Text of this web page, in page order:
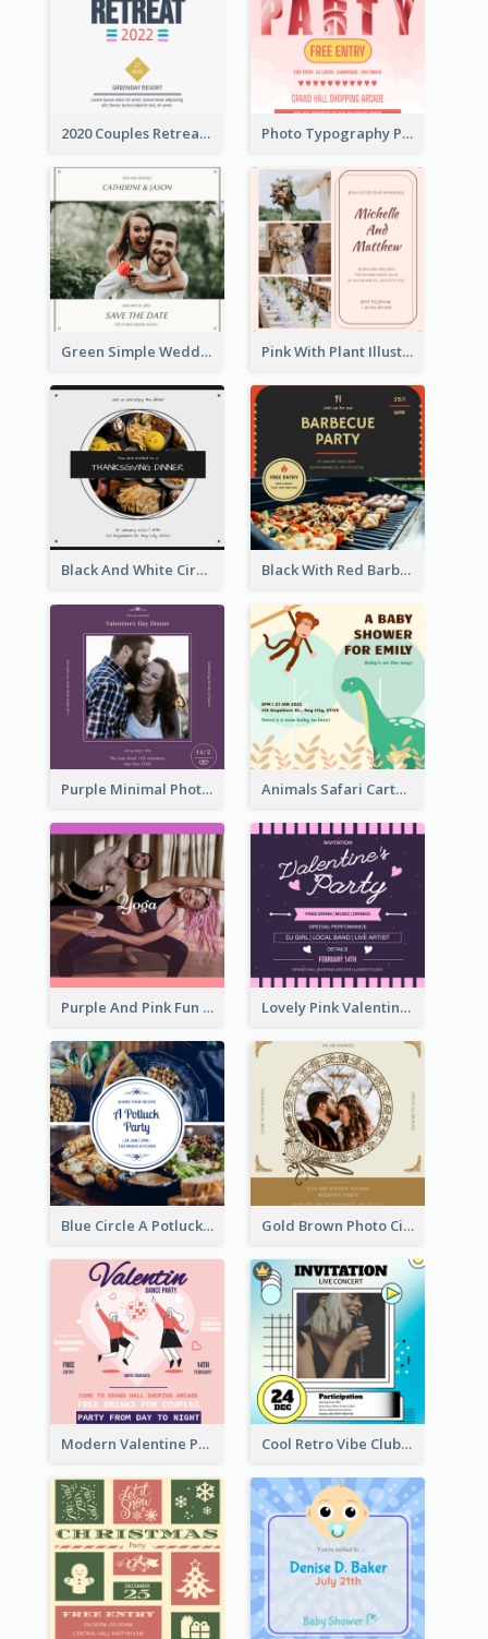
2020 Couples Retreat In Resort Invitation Photo Typography Party Invitation Design Templates
Green Simple Wedding Photo Wedding Invitation Pink With Plant Illustration Wedding Party Invitation
Black And White Circle Photo Thanksgiving Dinner Invitation Black With Red Barbecue Housewarming Invitation
Purple Minimal Photo Square Valentines Dinner Invitation Animals Safari Cartoon Baby Shower Invitation
Purple And Pink Fun Yoga Joining Invitation Lovely Pink Valentine Celebration Invitation Design Ideas
Blue Circle A Potluck Party Invitation Gold Brown Photo Circle Wedding Invitation
Modern Valentine Party Pink Invitation Design Templates Cool Retro Vibe Club House Invitation Design Template